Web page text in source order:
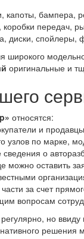
капоты, бампера,
коробки передач,
диски, спойлеры,
широкого
оригинальные и
относятся:
и
узлов по марке,
о
можно оставить
за счет
вопросам
но